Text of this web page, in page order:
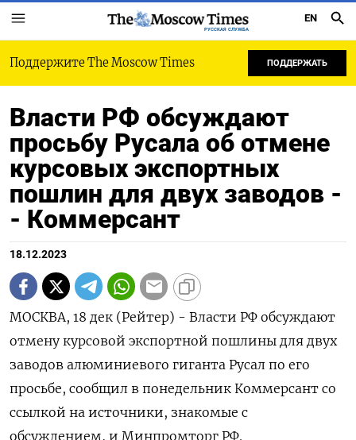
РУССКАЯ СЛУЖБА
EN
Поддержите The Moscow Times ПОДДЕРЖАТЬ
Власти РФ обсуждают
просьбу Русала об отмене
курсовых экспортных
пошлин для двух заводов -
- Коммерсант
18.12.2023
МОСКВА, 18 дек (Рейтер) - Власти РФ обсуждают
отмену курсовой экспортной пошлины для двух
заводов алюминиевого гиганта Русал по его
просьбе, сообщил в понедельник Коммерсант со
ссылкой на источники, знакомые с
обсуждением, и Минпромторг РФ.